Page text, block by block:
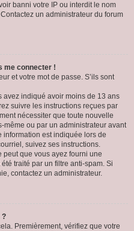
banni votre IP ou interdit le nom
un administrateur du forum
me connecter !
et votre mot de passe. S’ils sont
avez indiqué avoir moins de 13 ans
suivre les instructions reçues par
nécessiter que toute nouvelle
même ou par un administrateur avant
information est indiquée lors de
suivez ses instructions.
peut que vous ayez fourni une
traité par un filtre anti-spam. Si
contactez un administrateur.
?
Premièrement, vérifiez que votre